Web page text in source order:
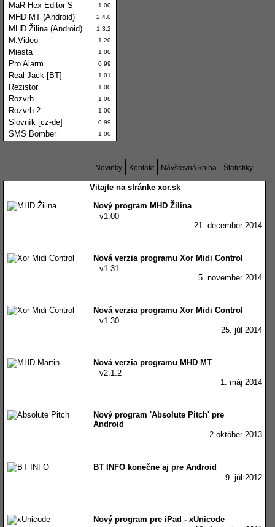
MaR Hex Editor S 1.00
MHD MT (Android) 2.4.0
MHD Žilina (Android) 1.3.2
M:Video 1.20
Miesta 1.00
Pro Alarm 0.99
Real Jack [BT] 1.01
Rezistor 1.00
Rozvrh 1.06
Rozvrh 2 1.00
Slovník [cz-de] 0.99
SMS Bomber 1.00
Štatistiky
Návštevná kniha
Kontakt
Novinky
Vitajte na stránke xor.sk
Nový program MHD Žilina
v1.00
21. december 2014
Nová verzia programu Xor Midi Control
v1.31
5. november 2014
Nová verzia programu Xor Midi Control
v1.30
25. júl 2014
Nová verzia programu MHD MT
v2.1.2
1. máj 2014
Nový program 'Absolute Pitch' pre
Android
2 október 2013
BT INFO konečne aj pre Android
9. júl 2012
Nový program pre iPad - xUnicode